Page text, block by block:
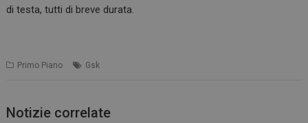
di testa, tutti di breve durata.
Primo Piano Gsk
Notizie correlate